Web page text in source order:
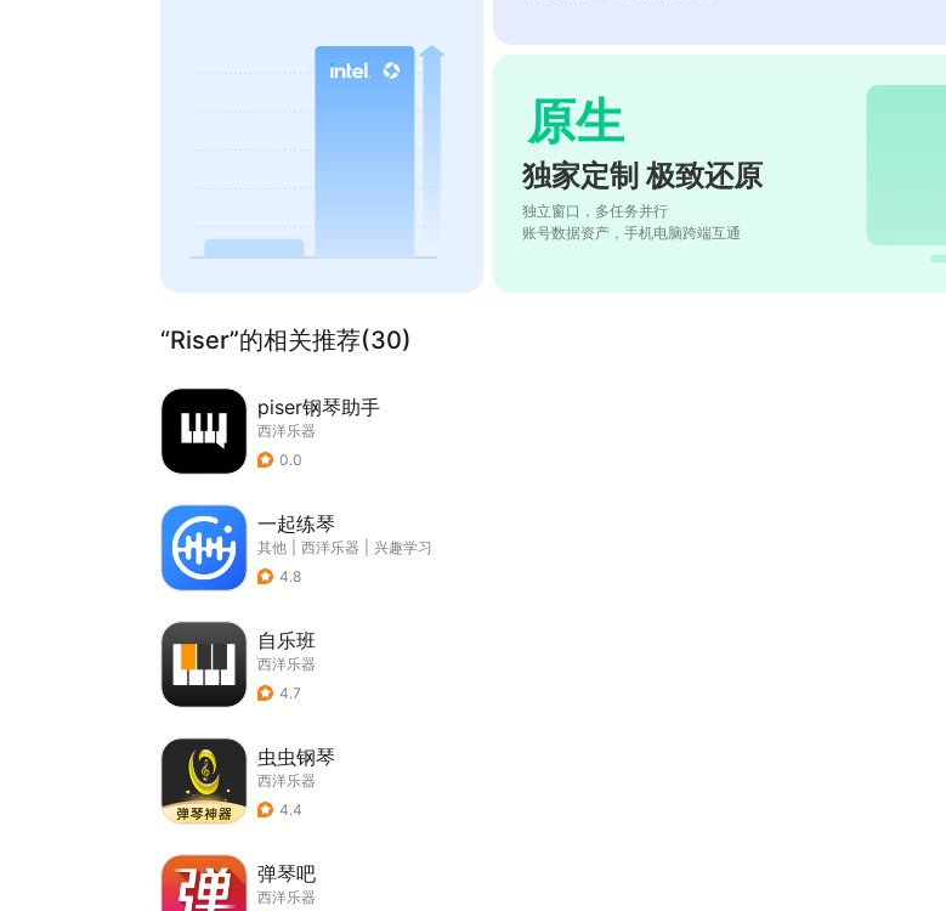
原生
独家定制 极致还原
独立窗口，多任务并行
账号数据资产，手机电脑跨端互通
“Riser”的相关推荐(30)
piser钢琴助手
西洋乐器
0.0
一起练琴
其他 西洋乐器
兴趣学习
4.8
自乐班
西洋乐器
4.7
虫虫钢琴
西洋乐器
4.4
弹琴吧
西洋乐器